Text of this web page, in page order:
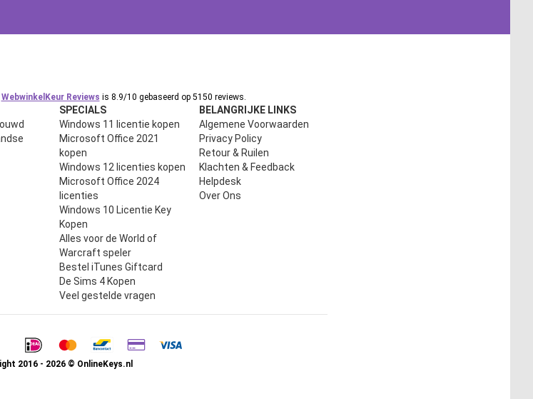
WebwinkelKeur Reviews is 8.9/10 gebaseerd op 5150 reviews.
SPECIALS
Windows 11 licentie kopen
Microsoft Office 2021
kopen
Windows 12 licenties kopen
Microsoft Office 2024
licenties
Windows 10 Licentie Key
Kopen
Alles voor de World of
Warcraft speler
Bestel iTunes Giftcard
De Sims 4 Kopen
Veel gestelde vragen
BELANGRIJKE LINKS
Algemene Voorwaarden
Privacy Policy
Retour & Ruilen
Klachten & Feedback
Helpdesk
Over Ons
2016 - 2026 © OnlineKeys.nl